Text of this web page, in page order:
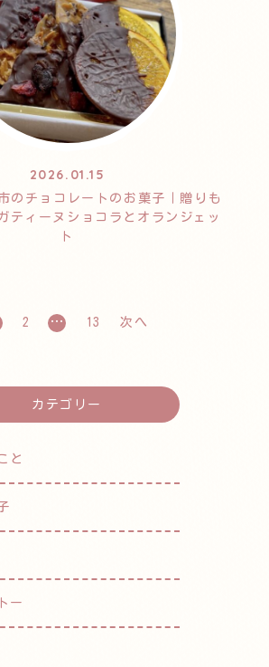
2026.01.15
のチョコレートのお菓子｜贈りも
ティーヌショコラとオランジェッ
ト
2 … 13 次へ
カテゴリー
と
ー